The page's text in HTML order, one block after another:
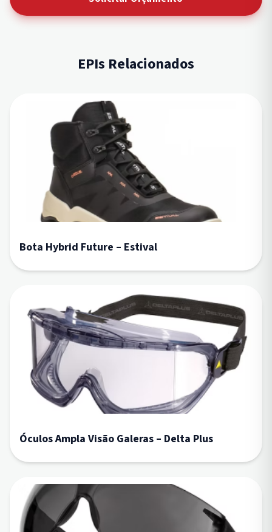
EPIs Relacionados
Bota Hybrid Future – Estival
Óculos Ampla Visão Galeras – Delta Plus